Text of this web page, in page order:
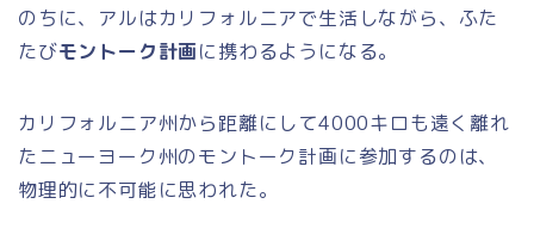
のちに、アルはカリフォルニアで生活しながら、ふた
たびモントーク計画に携わるようになる。
カリフォルニア州から距離にして4000キロも遠く離れ
たニューヨーク州のモントーク計画に参加するのは、
物理的に不可能に思われた。